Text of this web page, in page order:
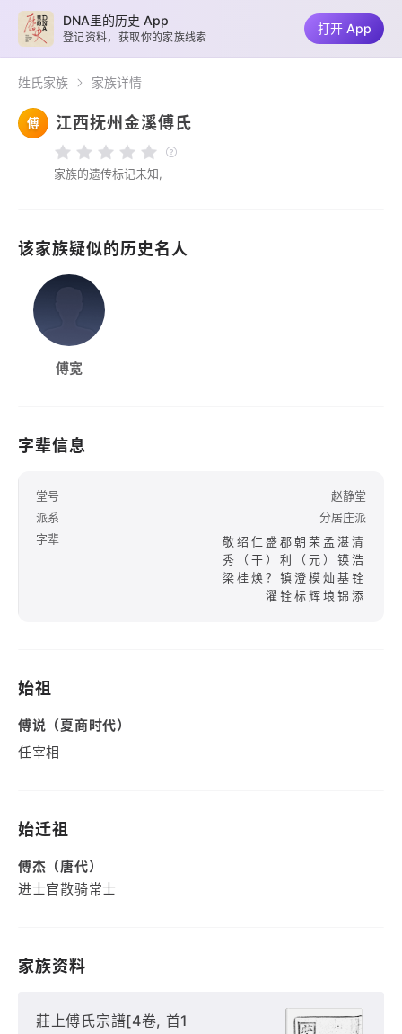
姓氏家族 家族详情
傅 江西抚州金溪傅氏
家族的遗传标记未知,
该家族疑似的历史名人
傅宽
字辈信息
堂号
赵静堂
派系
分居庄派
字辈
敬绍仁盛郡朝荣孟湛清
秀（干）利（元）锳浩
梁桂焕？镇澄模灿基铨
濯铨标辉埌锦添
始祖
傅说（夏商时代）
任宰相
始迁祖
傅杰（唐代）
进士官散骑常士
家族资料
莊上傅氏宗譜[4卷, 首1
DNA里的历史 App
登记资料，获取你的家族线索
打开 App